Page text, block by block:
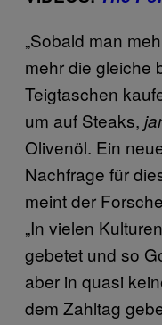
„Sobald man
mehr die gleiche
Teigtaschen
um auf Steaks,
Olivenöl. Ein
Nachfrage für
meint der
„In vielen
gebetet und so
aber in quasi
dem Zahltag